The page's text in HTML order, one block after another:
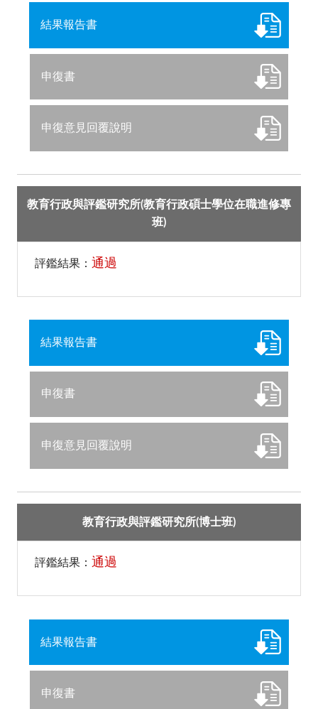
結果報告書
申復書
申復意見回覆說明
教育行政與評鑑研究所(教育行政碩士學位在職進修專
班)
評鑑結果： 通過
結果報告書
申復書
申復意見回覆說明
教育行政與評鑑研究所(博士班)
評鑑結果： 通過
結果報告書
申復書